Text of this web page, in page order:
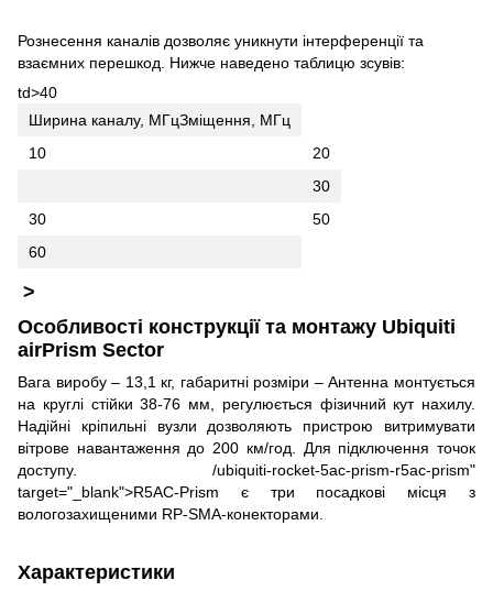
Рознесення каналів дозволяє уникнути інтерференції та
взаємних перешкод. Нижче наведено таблицю зсувів:
td>40
Ширина каналу, МГцЗміщення, МГц
10
20
30
30
50
60
>
Особливості конструкції та монтажу Ubiquiti
airPrism Sector
Вага виробу – 13,1 кг, габаритні розміри – Антенна монтується
на круглі стійки 38-76 мм, регулюється фізичний кут нахилу.
Надійні кріпильні вузли дозволяють пристрою витримувати
вітрове навантаження до 200 км/год. Для підключення точок
доступу. /ubiquiti-rocket-5ac-prism-r5ac-prism"
target="_blank">R5AC-Prism є три посадкові місця з
вологозахищеними RP-SMA-конекторами.
Характеристики